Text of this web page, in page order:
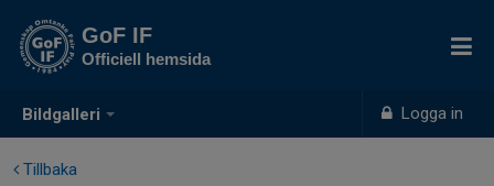
Bildgalleri Logga in
GoF IF
Officiell hemsida
Tillbaka